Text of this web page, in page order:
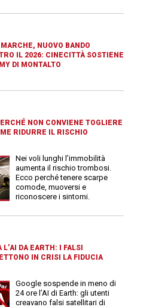
NUOVO BANDO
IL 2026: CINECITTÀ SOSTIENE
DI MONTALTO
NON CONVIENE TOGLIERE
RIDURRE IL RISCHIO
Nei voli lunghi l’immobilità
aumenta il rischio trombosi.
Ecco perché tenere scarpe
comode, muoversi e
riconoscere i sintomi.
DA EARTH: I FALSI
IN CRISI LA FIDUCIA
Google sospende in meno di
24 ore l’AI di Earth: gli utenti
creavano falsi satellitari di